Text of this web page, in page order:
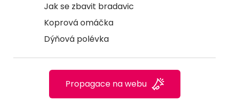
Jak se zbavit bradavic
Koprová omáčka
Dýňová polévka
Propagace na webu